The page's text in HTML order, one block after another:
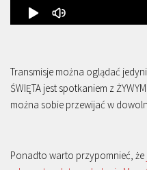
Transmisje można oglądać
ŚWIĘTA jest spotkaniem z
można sobie przewijać w
Ponadto warto przypomnieć, że